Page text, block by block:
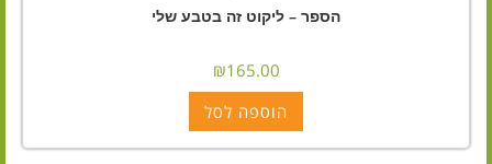
הספר – ליקוט זה בטבע שלי
₪165.00
הוספה לסל